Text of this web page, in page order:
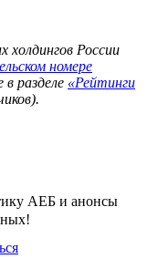
холдингов России
номере
в разделе «Рейтинги
АЕБ и анонсы